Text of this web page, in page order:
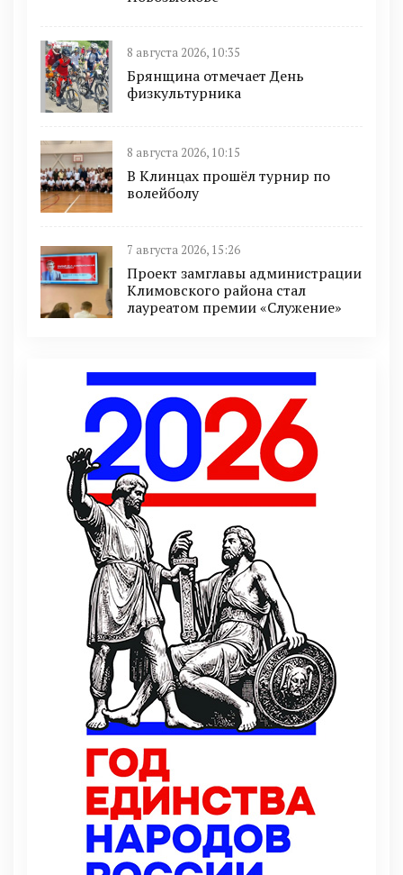
8 августа 2026, 10:35
Брянщина отмечает День
физкультурника
8 августа 2026, 10:15
В Клинцах прошёл турнир по
волейболу
7 августа 2026, 15:26
Проект замглавы администрации
Климовского района стал
лауреатом премии «Служение»